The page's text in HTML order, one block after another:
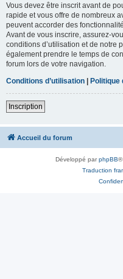
Vous devez être inscrit avant de
rapide et vous offre de nombreux
peuvent accorder des
Avant de vous inscrire, assurez-
conditions d’utilisation et de notre
également prendre le temps de
forum lors de votre navigation.
Conditions d’utilisation | Politique
Inscription
Accueil du forum
Développé parphpBB®
Traduction